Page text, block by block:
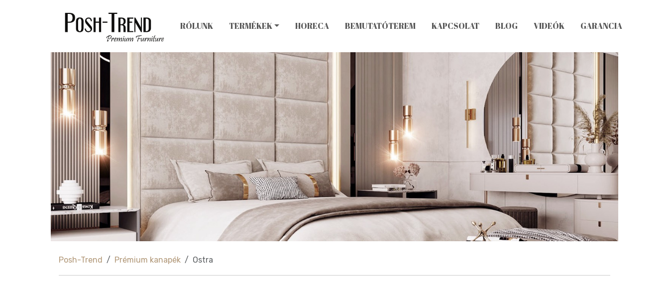
RÓLUNK TERMÉKEK HORECA BEMUTATÓTEREM KAPCSOLAT BLOG VIDEÓK GARANCIA
Posh-Trend Prémium kanapék Ostra